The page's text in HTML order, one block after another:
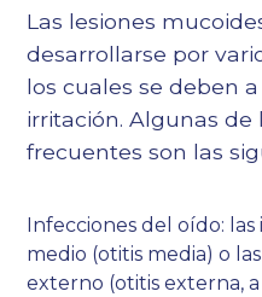
Las lesiones
desarrollarse por
los cuales se deben
irritación. Algunas de
frecuentes son las
Infecciones del oído:
medio (otitis media) o
externo (otitis externa,